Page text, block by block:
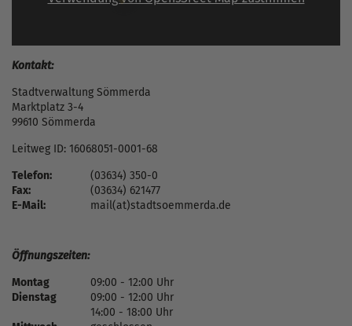
Kontakt:
Stadtverwaltung Sömmerda
Marktplatz 3-4
99610 Sömmerda
Leitweg ID: 16068051-0001-68
Telefon:
(03634) 350-0
Fax:
(03634) 621477
E-Mail:
mail(at)stadtsoemmerda.de
Öffnungszeiten:
Montag
09:00 - 12:00 Uhr
Dienstag
09:00 - 12:00 Uhr
14:00 - 18:00 Uhr